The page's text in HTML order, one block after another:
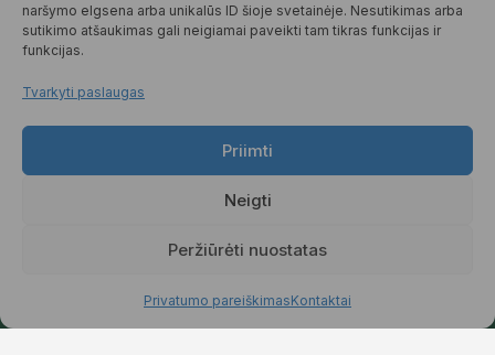
naršymo elgsena arba unikalūs ID šioje svetainėje. Nesutikimas arba
sutikimo atšaukimas gali neigiamai paveikti tam tikras funkcijas ir
funkcijas.
Tvarkyti paslaugas
Priimti
Neigti
Peržiūrėti nuostatas
Privatumo pareiškimasKontaktai
DAUGIAU
© 2025 Pickcartline.com. Visos
teisės saugomos.
PREKIŲ KEITIMAS IR GRĄŽINIMAS